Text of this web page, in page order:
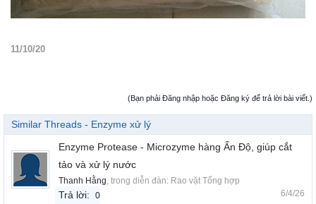
11/10/20
(Bạn phải Đăng nhập hoặc Đăng ký để trả lời bài viết.)
Similar Threads - Enzyme xử lý
Enzyme Protease - Microzyme hàng Ấn Độ, giúp cắt
tảo và xử lý nước
Thanh Hằng, trong diễn đàn: Rao vặt Tổng hợp
Trả lời: 0 6/4/26